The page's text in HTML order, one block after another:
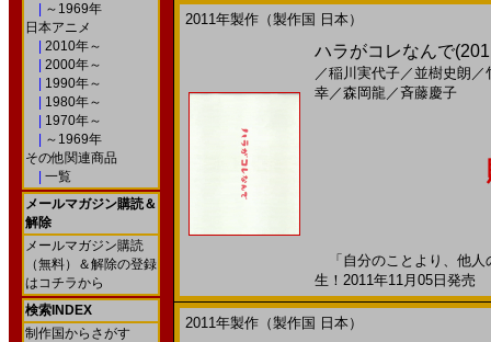
～1969年
日本アニメ
2010年～
2000年～
1990年～
1980年～
1970年～
～1969年
その他関連商品
一覧
メールマガジン購読＆
解除
メールマガジン購読
（無料）＆解除の登録
はコチラから
検索INDEX
制作国からさがす
2011年製作（製作国 日本）
ハラがコレなんで
／稲川実代子／並樹史朗 ／
幸／森岡龍／斉藤慶子
「自分のことより、他人
生！2011年11月05日発
2011年製作（製作国 日本）